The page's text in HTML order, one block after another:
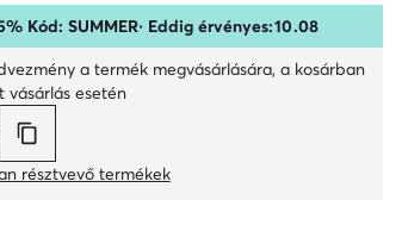
Kód: SUMMER· Eddig érvényes:10.08
a termék megvásárlására, a kosárban
vásárlás esetén
résztvevő termékek